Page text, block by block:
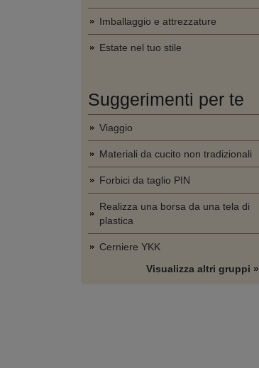
Imballaggio e attrezzature
Estate nel tuo stile
Suggerimenti per te
Viaggio
Materiali da cucito non tradizionali
Forbici da taglio PIN
Realizza una borsa da una tela di
plastica
Cerniere YKK
Visualizza altri gruppi »